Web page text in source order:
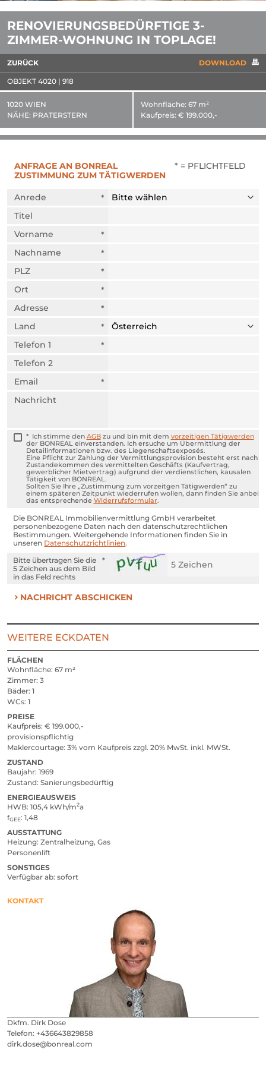
RENOVIERUNGSBEDÜRFTIGE 3-
ZIMMER-WOHNUNG IN TOPLAGE!
ZURÜCK DOWNLOAD
OBJEKT 4020 | 918
1020 WIEN
NÄHE: PRATERSTERN
Wohnfläche: 67 m²
Kaufpreis: € 199.000,-
ANFRAGE AN BONREAL
ZUSTIMMUNG ZUM TÄTIGWERDEN
* = PFLICHTFELD
Anrede
Titel
Vorname
Nachname
PLZ
Ort
Adresse
Land
Telefon 1
Telefon 2
Email
Nachricht
Ich stimme den AGBzu und bin mit dem vorzeitigen Tätigwerden
der BONREAL einverstanden. Ich ersuche um Übermittlung der
Detailinformationen bzw. des Liegenschaftsexposés.
Eine Pflicht zur Zahlung der Vermittlungsprovision besteht erst nach
Zustandekommen des vermittelten Geschäfts (Kaufvertrag,
gewerblicher Mietvertrag) aufgrund der verdienstlichen, kausalen
Tätigkeit von BONREAL.
Sollten Sie Ihre „Zustimmung zum vorzeitgen Tätigwerden“ zu
einem späteren Zeitpunkt wiederrufen wollen, dann finden Sie anbei
das entsprechende Widerrufsformular.
Die BONREAL Immobilienvermittlung GmbH verarbeitet
personenbezogene Daten nach den datenschutzrechtlichen
Bestimmungen. Weitergehende Informationen finden Sie in
unseren Datenschutzrichtlinien.
Bitte übertragen Sie die
5 Zeichen aus dem Bild
in das Feld rechts
NACHRICHT ABSCHICKEN
WEITERE ECKDATEN
FLÄCHEN
Wohnfläche 67 m²
Zimmer 3
Bäder 1
WCs 1
PREISE
Kaufpreis € 199.000,-
provisionspflichtig
ja
Maklercourtage 3% vom Kaufpreis zzgl. 20% MwSt. inkl. MWSt.
ZUSTAND
Baujahr 1969
Zustand Sanierungsbedürftig
ENERGIEAUSWEIS
HWB 105,4 kWh/m2a
fGEE 1,48
AUSSTATTUNG
Heizung Zentralheizung, Gas
Personenlift
SONSTIGES
Verfügbar ab sofort
KONTAKT
Dkfm. Dirk Dose
Telefon: +436643829858
dirk.dose@bonreal.com